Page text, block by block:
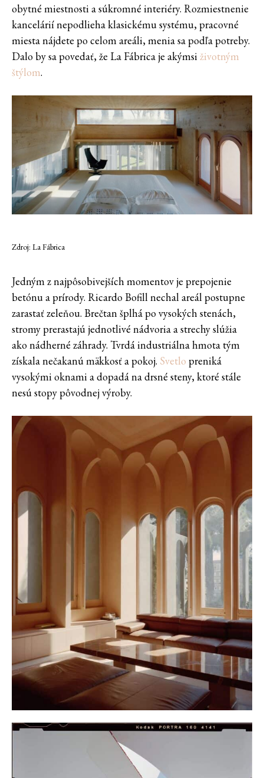
obytné miestnosti a súkromné interiéry. Rozmiestnenie
kancelárií nepodlieha klasickému systému, pracovné
miesta nájdete po celom areáli, menia sa podľa potreby.
Dalo by sa povedať, že La Fábrica je akýmsiživotným
štýlom.
Zdroj: La Fábrica
Jedným z najpôsobivejších momentov je prepojenie
betónu a prírody. Ricardo Bofill nechal areál postupne
zarastať zeleňou. Brečtan šplhá po vysokých stenách,
stromy prerastajú jednotlivé nádvoria a strechy slúžia
ako nádherné záhrady. Tvrdá industriálna hmota tým
získala nečakanú mäkkosť a pokoj. Svetlo preniká
vysokými oknami a dopadá na drsné steny, ktoré stále
nesú stopy pôvodnej výroby.